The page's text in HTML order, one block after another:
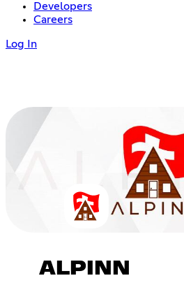
Developers
Careers
Log In
ALPINN